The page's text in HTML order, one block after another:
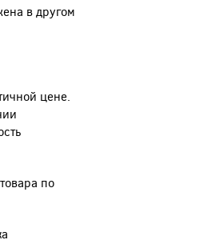
в другом
цене.
по